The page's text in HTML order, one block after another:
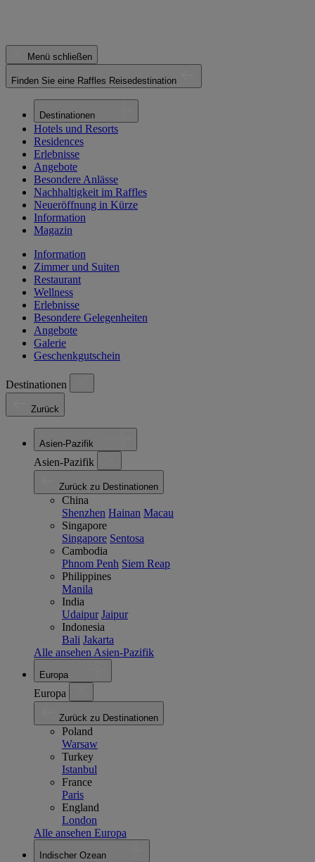
Menü schließen
Finden Sie eine Raffles Reisedestination
Destinationen
Hotels und Resorts
Residences
Erlebnisse
Angebote
Besondere Anlässe
Nachhaltigkeit im Raffles
Neueröffnung in Kürze
Information
Magazin
Information
Zimmer und Suiten
Restaurant
Wellness
Erlebnisse
Besondere Gelegenheiten
Angebote
Galerie
Geschenkgutschein
Destinationen
Zurück
Asien-Pazifik
Asien-Pazifik
Zurück zu Destinationen
China
Shenzhen Hainan Macau
Singapore
Singapore Sentosa
Cambodia
Phnom Penh Siem Reap
Philippines
Manila
India
Udaipur Jaipur
Indonesia
Bali Jakarta
Alle ansehen Asien-Pazifik
Europa
Europa
Zurück zu Destinationen
Poland
Warsaw
Turkey
Istanbul
France
Paris
England
London
Alle ansehen Europa
Indischer Ozean